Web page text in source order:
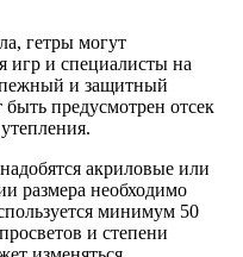
гетры могут
игр и специалисты на
и защитный
предусмотрен отсек
акриловые или
размера необходимо
минимум 50
и степени